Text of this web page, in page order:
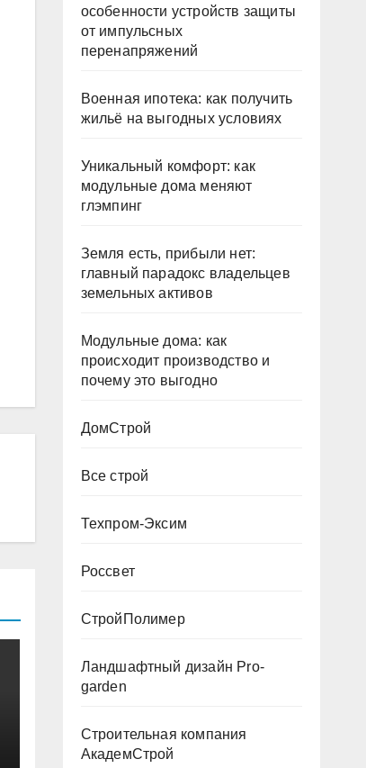
особенности устройств защиты
от импульсных
перенапряжений
Военная ипотека: как получить
жильё на выгодных условиях
Уникальный комфорт: как
модульные дома меняют
глэмпинг
Земля есть, прибыли нет:
главный парадокс владельцев
земельных активов
Модульные дома: как
происходит производство и
почему это выгодно
ДомСтрой
Все строй
Техпром-Эксим
Россвет
СтройПолимер
Ландшафтный дизайн Pro-
garden
Строительная компания
АкадемСтрой